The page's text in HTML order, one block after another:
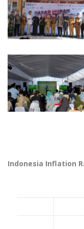
Indonesia Inflation